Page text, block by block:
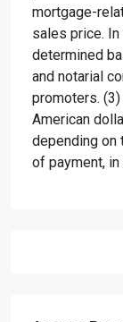
mortgage-
sales price.
determined
and notarial
promoters.
American
depending on
of payment,